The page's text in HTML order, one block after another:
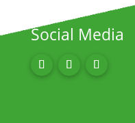
Social Media